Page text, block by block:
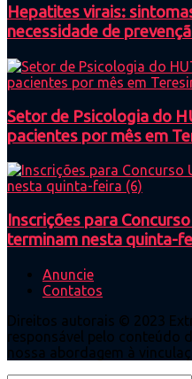
Hepatites virais:
necessidade de
Setor de Psicologia do
pacientes por mês em
Inscrições para
terminam nesta quinta-
Anuncie
Contatos
Direitos autorais © 2023
responsável pelo conteúdo
nossa abordagem à